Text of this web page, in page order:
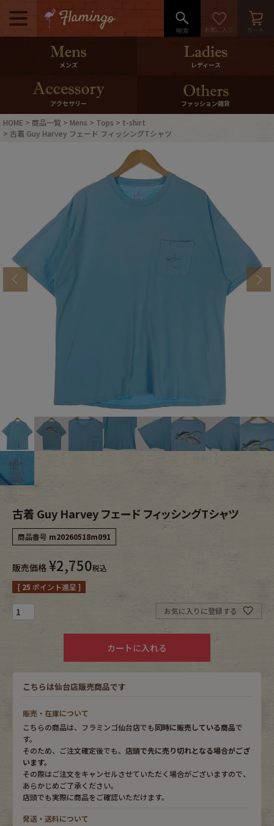
メニュー
500pt＆10％Offクーポンプレゼン
10％0ffクーポンプレゼント
ログイン・会員登録 LINE ID連携
マイページ
ご利用ガイド International Shipping
特集一覧
ブランドから探す スタッフコーディネート
年代から探す
Outer
Bottoms Fafatt
Tops Bottoms
Outer
小物・アクセサリーから探す
Cap
Bag
Accessory
Belt antique goods
Keyring vintage bicycle
メンズ レディース
アクセサリー ファッション雑貨
HOME 商品一覧 Mens Tops
t-shirt
古着 Guy Harvey フェード フィッシングTシャツ
古着 Guy Harvey フェード フィッシングTシャツ
商品番号 m20260518m091
販売価格 ¥2,750税込
[ 25 ポイント進呈 ]
お気に入りに登録する
カートに入れる
こちらは仙台店販売商品です
販売・在庫について
こちらの商品は、フラミンゴ仙台店でも同時に販売している商品で
す。
そのため、ご注文確定後でも、 店頭で先に売り切れとなる場合がござ
います。
その際はご注文をキャンセルさせていただく場合がございますので、
あらかじめご了承ください。
店頭でも実際に商品をご確認いただけます。
発送・送料について